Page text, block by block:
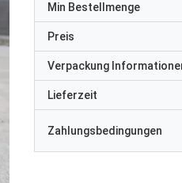
Min Bestellmenge
Preis
Verpackung
Lieferzeit
Zahlungsbedingungen